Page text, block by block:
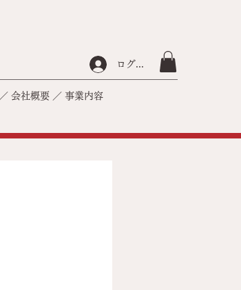
ログイン
／会社概要 ／事業内容